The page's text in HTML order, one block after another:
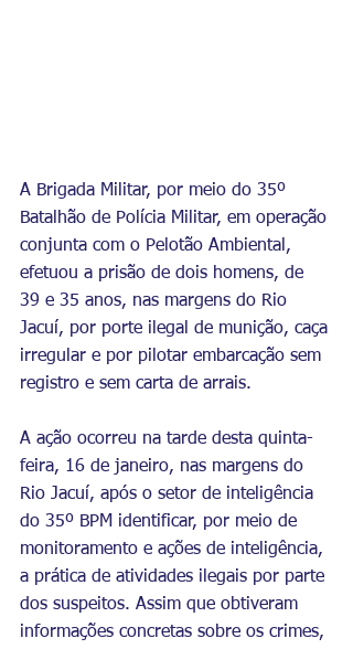
A Brigada Militar, por meio do 35º
Batalhão de Polícia Militar, em operação
conjunta com o Pelotão Ambiental,
efetuou a prisão de dois homens, de
39 e 35 anos, nas margens do Rio
Jacuí, por porte ilegal de munição, caça
irregular e por pilotar embarcação sem
registro e sem carta de arrais.
A ação ocorreu na tarde desta quinta-
feira, 16 de janeiro, nas margens do
Rio Jacuí, após o setor de inteligência
do 35º BPM identificar, por meio de
monitoramento e ações de inteligência,
a prática de atividades ilegais por parte
dos suspeitos. Assim que obtiveram
informações concretas sobre os crimes,